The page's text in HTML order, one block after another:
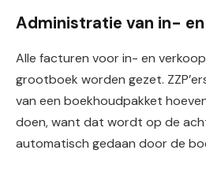
Administratie van in-
Alle facturen voor in- en
grootboek worden gezet.
van een boekhoudpakket
doen, want dat wordt op de
automatisch gedaan door de